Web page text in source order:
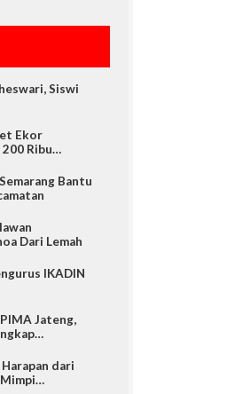
Siswi
Ekor
200 Ribu…
Bantu
Dari Lemah
IKADIN
Jateng,
dari